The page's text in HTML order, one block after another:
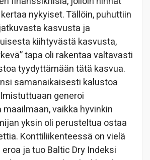
nykyiset. Tällöin, puhuttiin
kasvusta ja
kiihtyvästä kasvusta,
tapa oli rakentaa valtavasti
tyydyttämään tätä kasvua.
samanaikaisesti kalustoa
generoi
vaikka hyvinkin
yksin oli perusteltua ostaa
Konttiliikenteessä on vielä
ja tuo Baltic Dry Indeksi